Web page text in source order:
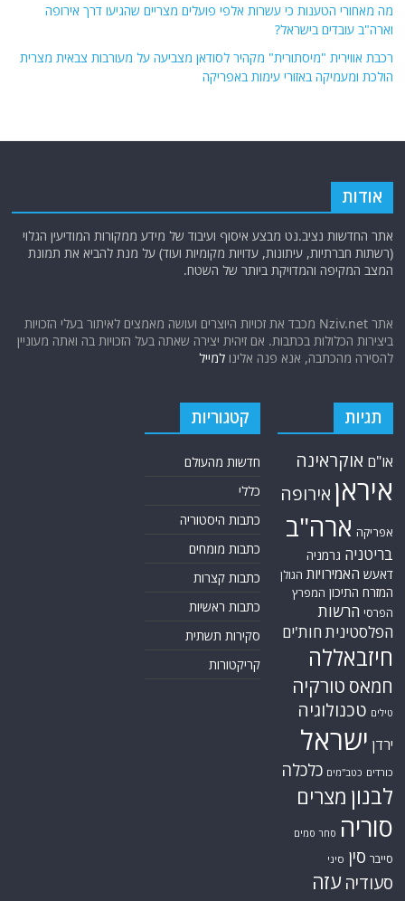
מה מאחורי הטענות כי עשרות אלפי פועלים מצריים שהגיעו דרך אירופה
וארה"ב עובדים בישראל?
רכבת אווירית "מיסתורית" מקהיר לסודאן מצביעה על מעורבות צבאית מצרית
הולכת ומעמיקה באזורי עימות באפריקה
אודות
אתר החדשות נציב.נט מבצע איסוף ועיבוד של מידע ממקורות המודיעין הגלוי
(רשתות חברתיות, עיתונות, עדויות מקומיות ועוד) על מנת להביא את תמונת
המצב המקיפה והמדויקת ביותר של השטח.
אתר Nziv.net מכבד את זכויות היוצרים ועושה מאמצים לאיתור בעלי הזכויות
ביצירות הכלולות בכתבות. אם זיהית יצירה שאתה בעל הזכויות בה ואתה מעוניין
להסירה מהכתבה, אנא פנה אלינולמייל
תגיות
או"ם אוקראינה
איראן אירופה
אפריקה ארה"ב
בריטניה גרמניה
דאעש האמירויות הגולן
המזרח התיכון המפרץ
הפרסי הרשות
הפלסטיניתחות'ים
חיזבאללה
חמאס טורקיה
טילים טכנולוגיה
ירדן ישראל
כורדים כטב"מים כלכלה
לבנון מצרים
סוריה סחר סמים
סייבר סין סיני
סעודיה עזה
קטגוריות
חדשות מהעולם
כללי
כתבות היסטוריה
כתבות מומחים
כתבות קצרות
כתבות ראשיות
סקירות תשתית
קריקטורות